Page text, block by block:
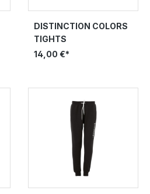
DISTINCTION COLORS
TIGHTS
14,00 €*